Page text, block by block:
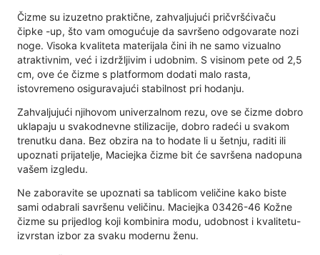
Čizme su izuzetno praktične, zahvaljujući pričvršćivaču
čipke -up, što vam omogućuje da savršeno odgovarate nozi
noge. Visoka kvaliteta materijala čini ih ne samo vizualno
atraktivnim, već i izdržljivim i udobnim. S visinom pete od 2,5
cm, ove će čizme s platformom dodati malo rasta,
istovremeno osiguravajući stabilnost pri hodanju.
Zahvaljujući njihovom univerzalnom rezu, ove se čizme dobro
uklapaju u svakodnevne stilizacije, dobro radeći u svakom
trenutku dana. Bez obzira na to hodate li u šetnju, raditi ili
upoznati prijatelje, Maciejka čizme bit će savršena nadopuna
vašem izgledu.
Ne zaboravite se upoznati sa tablicom veličine kako biste
sami odabrali savršenu veličinu. Maciejka 03426-46 Kožne
čizme su prijedlog koji kombinira modu, udobnost i kvalitetu-
izvrstan izbor za svaku modernu ženu.